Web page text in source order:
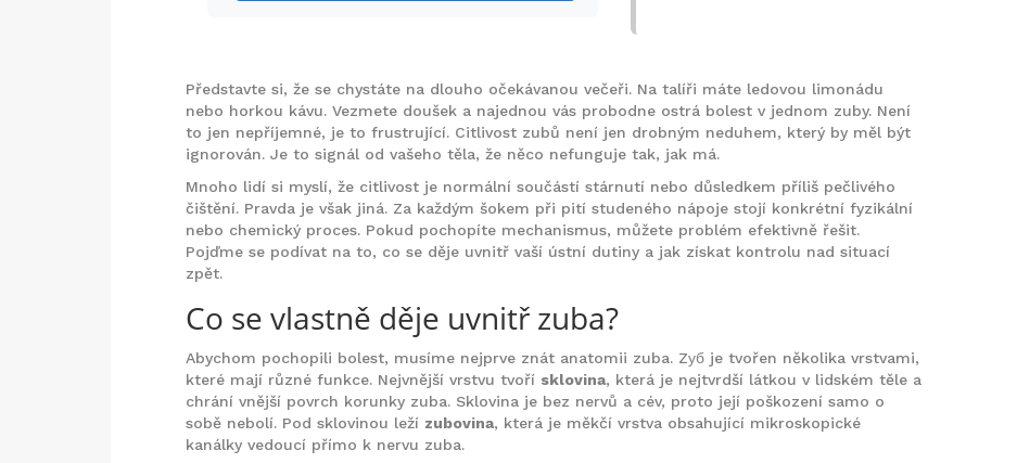
Představte si, že se chystáte na dlouho očekávanou večeři. Na talíři máte ledovou limonádu
nebo horkou kávu. Vezmete doušek a najednou vás probodne ostrá bolest v jednom zuby. Není
to jen nepříjemné, je to frustrující. Citlivost zubů není jen drobným neduhem, který by měl být
ignorován. Je to signál od vašeho těla, že něco nefunguje tak, jak má.
Mnoho lidí si myslí, že citlivost je normální součástí stárnutí nebo důsledkem příliš pečlivého
čištění. Pravda je však jiná. Za každým šokem při pití studeného nápoje stojí konkrétní fyzikální
nebo chemický proces. Pokud pochopíte mechanismus, můžete problém efektivně řešit.
Pojďme se podívat na to, co se děje uvnitř vaší ústní dutiny a jak získat kontrolu nad situací
zpět.
Co se vlastně děje uvnitř zuba?
Abychom pochopili bolest, musíme nejprve znát anatomii zuba. Zуб je tvořen několika vrstvami,
které mají různé funkce. Nejvnější vrstvu tvoří sklovina, která je nejtvrdší látkou v lidském těle a
chrání vnější povrch korunky zuba. Sklovina je bez nervů a cév, proto její poškození samo o
sobě nebolí. Pod sklovinou leží zubovina, která je měkčí vrstva obsahující mikroskopické
kanálky vedoucí přímo k nervu zuba.